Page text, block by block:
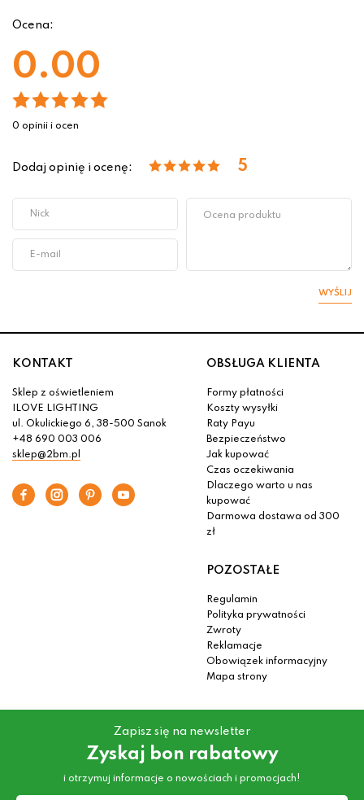
Ocena:
0.00
0 opinii i ocen
Dodaj opinię i ocenę: 5
WYŚLIJ
KONTAKT
Sklep z oświetleniem
ILOVE LIGHTING
ul. Okulickiego 6, 38-500 Sanok
+48 690 003 006
sklep@2bm.pl
OBSŁUGA KLIENTA
Formy płatności
Koszty wysyłki
Raty Payu
Bezpieczeństwo
Jak kupować
Czas oczekiwania
Dlaczego warto u nas
kupować
Darmowa dostawa od 300
zł
POZOSTAŁE
Regulamin
Polityka prywatności
Zwroty
Reklamacje
Obowiązek informacyjny
Mapa strony
Zapisz się na newsletter
Zyskaj bon rabatowy
i otrzymuj informacje o nowościach i promocjach!